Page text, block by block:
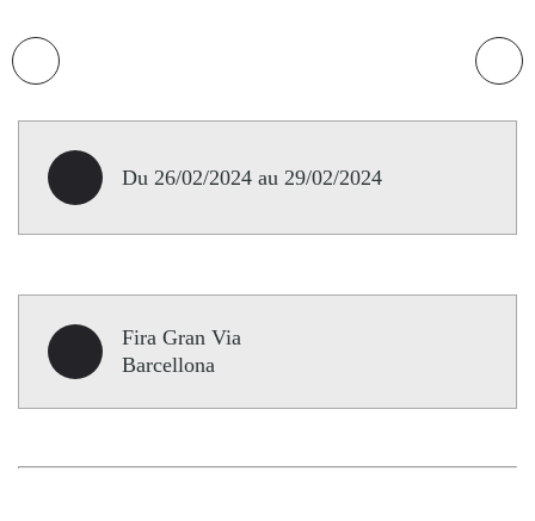
Du 26/02/2024 au 29/02/2024
Fira Gran Via
Barcellona